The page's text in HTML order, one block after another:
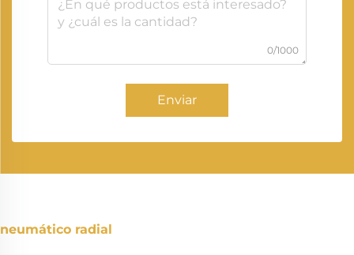
0/1000
Enviar
neumático radial